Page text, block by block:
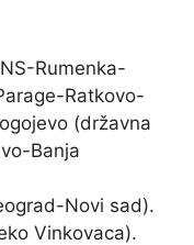
Rumenka-
Ratkovo-
(državna
Banja
Novi sad).
Vinkovaca).